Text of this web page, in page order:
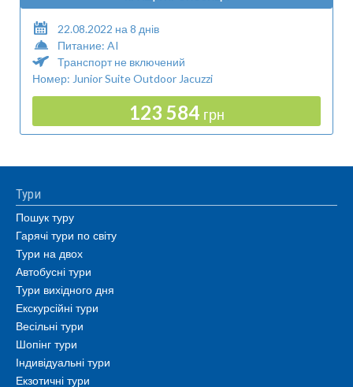
22.08.2022 на 8 днів
Питание: AI
Транспорт не включений
Номер: Junior Suite Outdoor Jacuzzi
123 584 грн
Тури
Пошук туру
Гарячі тури по світу
Тури на двох
Автобусні тури
Тури вихідного дня
Екскурсійні тури
Весільні тури
Шопінг тури
Індивідуальні тури
Екзотичні тури